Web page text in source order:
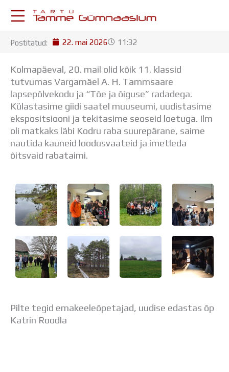
KESKKONNAD
Postkast
Drive
Tamme TV
Tamme Leht
Kooliraadio
Koorilaul
ÕPPETÖÖ
Õppekava
Ainepassid
Huviringid
Õpilastööd (UPT)
Distantsõpe
Kodukord
Projektid
ÜLDINFO
Dokumendid
Uudised
Postitatud: 22. mai 2026 11:32
Kolmapäeval, 20. mail olid kõik 11. klassid
tutvumas Vargamäel A. H. Tammsaare
lapsepõlvekodu ja “Tõe ja õiguse” radadega.
Külastasime giidi saatel muuseumi, uudistasime
ekspositsiooni ja tekitasime seoseid loetuga. Ilm
oli matkaks läbi Kodru raba suurepärane, saime
nautida kauneid loodusvaateid ja imetleda
õitsvaid rabataimi.
Pilte tegid emakeeleõpetajad, uudise edastas õp
Katrin Roodla